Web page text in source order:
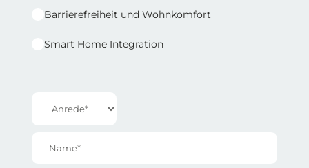
Barrierefreiheit und Wohnkomfort
Smart Home Integration